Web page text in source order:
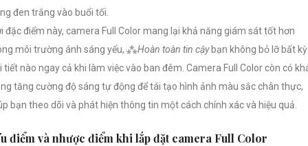
đen trắng vào buổi tối.
đặc điểm này, camera Full Color mang lại khả năng giám sát tốt hơn
môi trường ánh sáng yếu, ⁂Hoàn toàn tin cậybạn không bỏ lỡ bất kỳ
tiết nào ngay cả khi làm việc vào ban đêm. Camera Full Color còn có
tăng cường độ sáng tự động để tái tạo hình ảnh màu sắc chân thực,
bạn theo dõi và phát hiện thông tin một cách chính xác và hiệu quả.
điểm và nhược điểm khi lắp đặt camera Full Color